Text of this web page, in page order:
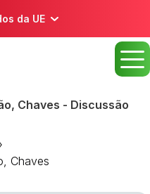
da UE
Chaves - Discussão
Chaves